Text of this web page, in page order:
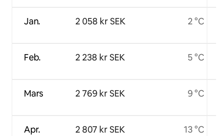
Jan.
Feb.
Mars
Apr.
2 058 kr SEK
2 238 kr SEK
2 769 kr SEK
2 807 kr SEK
2 °C
5 °C
9 °C
13 °C